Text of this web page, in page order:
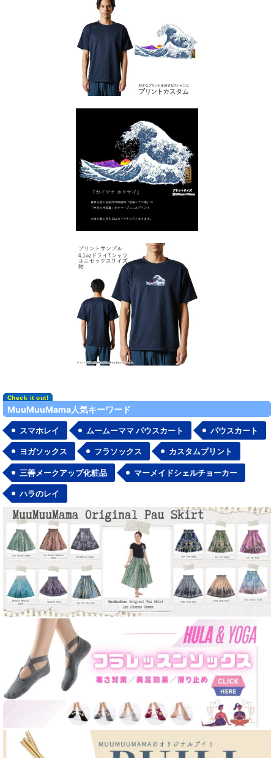
MuuMuuMama人気キーワード
スマホレイ ムームーママ パウスカート パウスカート
ヨガソックス フラソックス カスタムプリント
三善メークアップ化粧品 マーメイドシェルチョーカー
ハラのレイ